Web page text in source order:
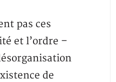
pas ces
et l’ordre –
de